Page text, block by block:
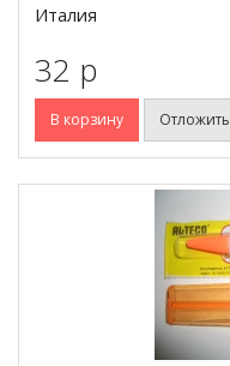
Италия
32 p
В корзину Отложить